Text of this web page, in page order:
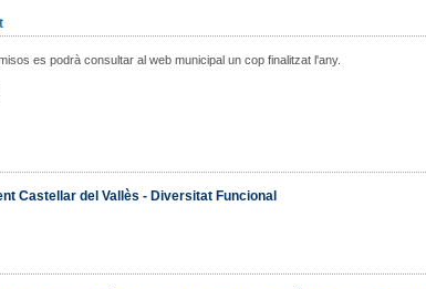
es podrà consultar al web municipal un cop finalitzat l'any.
Castellar del Vallès - Diversitat Funcional